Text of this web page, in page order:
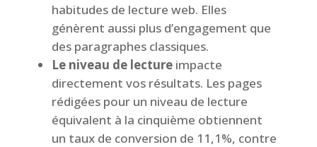
habitudes de lecture web. Elles
génèrent aussi plus d’engagement que
des paragraphes classiques.
Le niveau de lectureimpacte
directement vos résultats. Les pages
rédigées pour un niveau de lecture
équivalent à la cinquième obtiennent
un taux de conversion de 11,1%, contre